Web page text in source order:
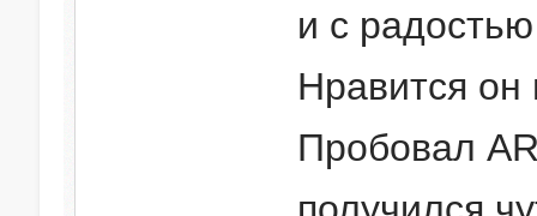
и с
Нравится
Пробовал